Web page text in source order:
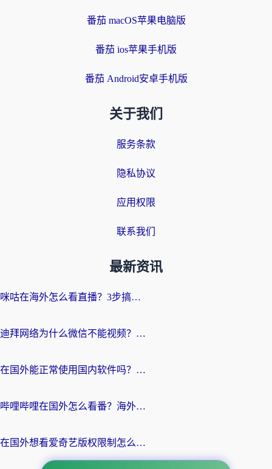
番茄 macOS苹果电脑版
番茄 ios苹果手机版
番茄 Android安卓手机版
关于我们
服务条款
隐私协议
应用权限
联系我们
最新资讯
咪咕在海外怎么看直播？3步搞定地域限制，还能畅看腾讯视频与国内热剧
迪拜网络为什么微信不能视频？海外党必看的回国加速全攻略
在国外能正常使用国内软件吗？海外党亲测有效的无缝访问指南
哔哩哔哩在国外怎么看番？海外党追剧看片的终极解决方案
在国外想看爱奇艺版权限制怎么办？海外华人必看的追剧自由指南